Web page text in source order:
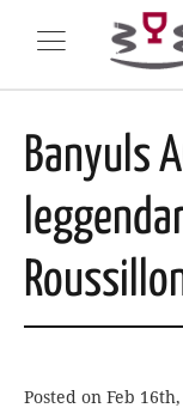
Banyuls
Posted on Feb